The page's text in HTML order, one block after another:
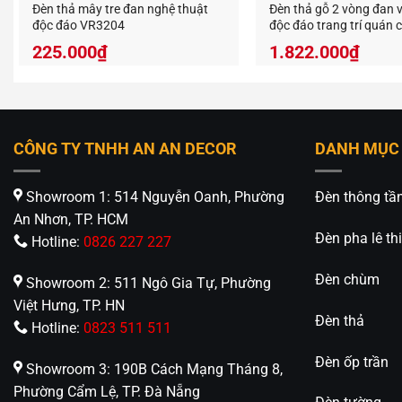
Tư
Nếu
xem
412
https://
Đèn thả mây tre đan nghệ thuật
độc đáo VR3204
225.000₫
Đèn thả gỗ 2 vòng đan
độc đáo trang trí quán
1.822.000₫
CÔNG TY TNHH AN AN DECOR
Showroom 1: 514 Nguyễn Oanh, Phường
An Nhơn, TP. HCM
Hotline: 0826 227 227
Showroom 2: 511 Ngô Gia Tự, Phường
Việt Hưng, TP. HN
Hotline: 0823 511 511
Showroom 3: 190B Cách Mạng Tháng 8,
Phường Cẩm Lệ, TP. Đà Nẵng
DANH
Đèn thông
Đèn pha lê
Đèn chùm
Đèn thả
Đèn ốp trần